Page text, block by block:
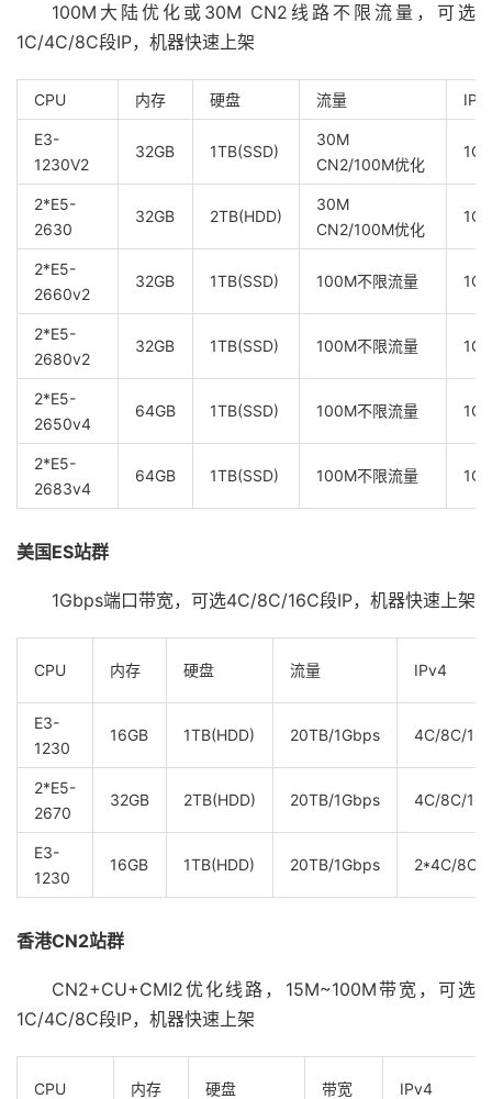
100M大陆优化或30M CN2线路不限流量，可选
1C/4C/8C段IP，机器快速上架
CPU 内存 硬盘 流量
E3-
1230V2
32GB 1TB(SSD)
30M
CN2/100M优化
2*E5-
2630
32GB 2TB(HDD)
30M
CN2/100M优化
2*E5-
2660v2
32GB 1TB(SSD) 100M不限流量
2*E5-
2680v2
32GB 1TB(SSD) 100M不限流量
2*E5-
2650v4
64GB 1TB(SSD) 100M不限流量
2*E5-
2683v4
64GB 1TB(SSD) 100M不限流量
美国ES站群
1Gbps端口带宽，可选4C/8C/16C段IP，机器快速上架
CPU 内存 硬盘 流量 IPv4
E3-
1230
16GB 1TB(HDD) 20TB/1Gbps 4C/8C/
2*E5-
2670
32GB 2TB(HDD) 20TB/1Gbps 4C/8C/
E3-
1230
16GB 1TB(HDD) 20TB/1Gbps 2*4C/8C/
香港CN2站群
CN2+CU+CMI2优化线路，15M~100M带宽，可选
1C/4C/8C段IP，机器快速上架
CPU 内存 硬盘 带宽 IPv4